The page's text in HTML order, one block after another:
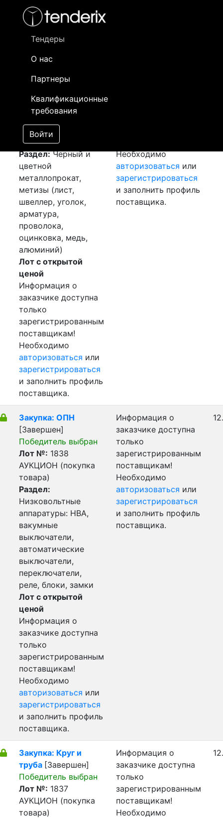
Тендеры
О нас
Партнеры
Квалификационные
требования
Войти
- активный лот
- сохраненный лот (не опубликован)
Закупка: Арматура
А500С[Завершен]
Лот №:
АУКЦИОН (покупка
товара)
Раздел:Черный и
цветной
металлопрокат,
метизы (лист,
швеллер, уголок,
арматура,
проволока,
оцинковка, медь,
алюминий)
Лот с открытой
ценой
Информация о
заказчике доступна
только
зарегистрированным
поставщикам!
Необходимо
авторизоваться или
зарегистрироваться
и заполнить профиль
поставщика.
Необходимо
авторизоваться или
зарегистрироваться
и заполнить профиль
поставщика.
Закупка: ОПН
[Завершен]
Победитель выбран
Лот №: 1838
АУКЦИОН (покупка
товара)
Раздел:
Низковольтные
аппаратуры: НВА,
вакумные
выключатели,
автоматические
выключатели,
переключатели,
реле, блоки, замки
Лот с открытой
ценой
Информация о
заказчике доступна
только
зарегистрированным
поставщикам!
Необходимо
авторизоваться или
зарегистрироваться
и заполнить профиль
поставщика.
Информация о
заказчике доступна
только
зарегистрированным
поставщикам!
Необходимо
авторизоваться или
зарегистрироваться
и заполнить профиль
поставщика.
Закупка: Круг и
труба [Завершен]
Победитель выбран
Лот №: 1837
АУКЦИОН (покупка
товара)
Информация о
заказчике доступна
только
зарегистрированным
поставщикам!
Необходимо